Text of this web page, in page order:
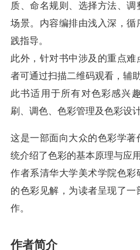
质、命名规则、选择方法、调
场景。内容编排由浅入深，
践指导。
此外，针对书中涉及的重点
者可通过扫描二维码观看，辅
此书适用于所有对色彩感兴
刷、调色、色彩管理及色彩设
这是一部面向大众的色彩学
统介绍了色彩的基本原理与应用
作者系清华大学美术学院色
的色彩见解，为读者呈现了
作。
作者简介